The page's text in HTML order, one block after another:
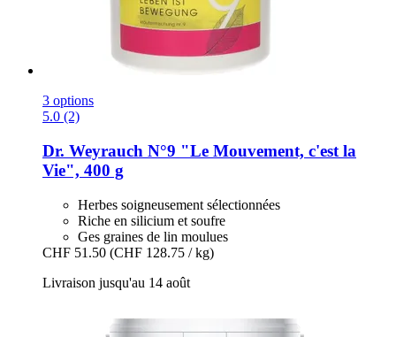
3 options
5.0 (2)
Dr. Weyrauch N°9 "Le Mouvement, c'est la
Vie", 400 g
Herbes soigneusement sélectionnées
Riche en silicium et soufre
Ges graines de lin moulues
CHF 51.50 (CHF 128.75 / kg)
Livraison jusqu'au 14 août